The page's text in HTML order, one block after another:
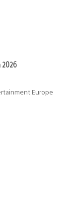
2026
Europe